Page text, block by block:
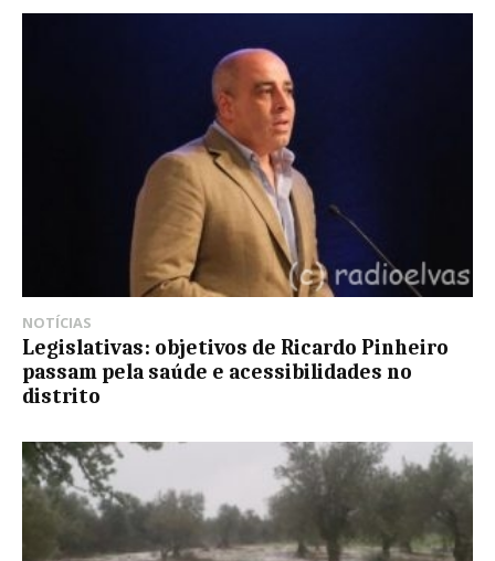
NOTÍCIAS
Legislativas: objetivos de Ricardo Pinheiro
passam pela saúde e acessibilidades no
distrito